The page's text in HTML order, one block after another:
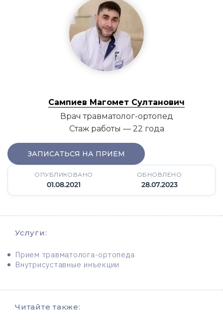
Сампиев Магомет Султанович
Врач травматолог-ортопед
Стаж работы — 22 года
ЗАПИСАТЬСЯ НА ПРИЕМ
ОПУБЛИКОВАНО
01.08.2021
ОБНОВЛЕНО
28.07.2023
Услуги:
Прием травматолога-ортопеда
Внутрисуставные инъекции
Читайте также: